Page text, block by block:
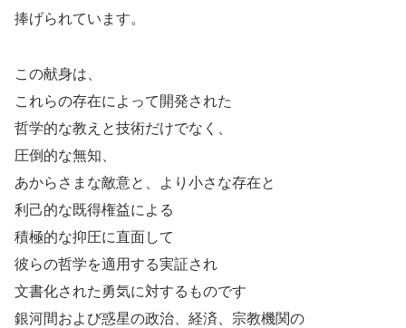
捧げられています。
この献身は、
これらの存在によって開発された
哲学的な教えと技術だけでなく、
圧倒的な無知、
あからさまな敵意と、より小さな存在と
利己的な既得権益による
積極的な抑圧に直面して
彼らの哲学を適用する実証され
文書化された勇気に対するものです
銀河間および惑星の政治、経済、宗教機関の